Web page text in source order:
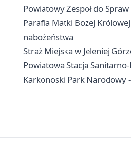
Powiatowy Zespoł do
Parafia Matki Bożej
nabożeństwa
Straż Miejska w Jeleniej
Powiatowa Stacja
Karkonoski Park Narodowy